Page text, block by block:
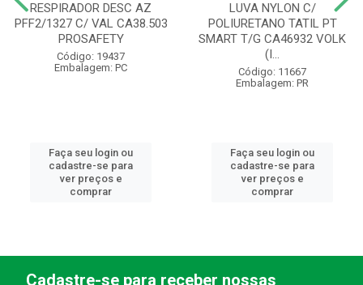
RESPIRADOR DESC AZ
PFF2/1327 C/ VAL CA38.503
PROSAFETY
Código: 19437
Embalagem: PC
Faça seu login ou
cadastre-se para
ver preços e
comprar
LUVA NYLON C/
POLIURETANO TATIL PT
SMART T/G CA46932 VOLK
(I...
Código: 11667
Embalagem: PR
Faça seu login ou
cadastre-se para
ver preços e
comprar
Cadastre-se para receber nossas